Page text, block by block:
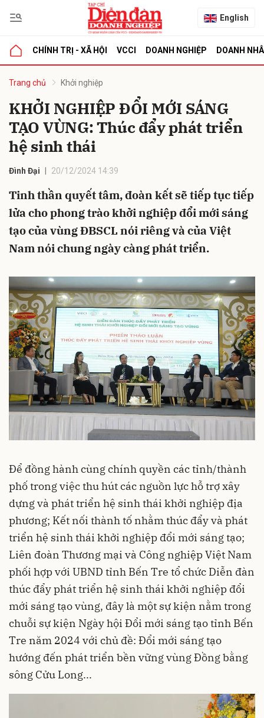
English
CHÍNH TRỊ - XÃ HỘI VCCI DOANH NGHIỆP DOANH
Trang chủ Khởi nghiệp
KHỞI NGHIỆP ĐỔI MỚI SÁNG
TẠO VÙNG: Thúc đẩy phát triển
hệ sinh thái
Đình Đại 20/12/2024 14:39
Tinh thần quyết tâm, đoàn kết sẽ tiếp tục tiếp
lửa cho phong trào khởi nghiệp đổi mới sáng
tạo của vùng ĐBSCL nói riêng và của Việt
Nam nói chung ngày càng phát triển.
Để đồng hành cùng chính quyền các tỉnh/thành
phố trong việc thu hút các nguồn lực hỗ trợ xây
dựng và phát triển hệ sinh thái khởi nghiệp địa
phương; Kết nối thành tố nhằm thúc đẩy và phát
triển hệ sinh thái khởi nghiệp đổi mới sáng tạo;
Liên đoàn Thương mại và Công nghiệp Việt Nam
phối hợp với UBND tỉnh Bến Tre tổ chức Diễn đàn
thúc đẩy phát triển hệ sinh thái khởi nghiệp đổi
mới sáng tạo vùng, đây là một sự kiện nằm trong
chuỗi sự kiện Ngày hội Đổi mới sáng tạo tỉnh Bến
Tre năm 2024 với chủ đề: Đổi mới sáng tạo
hướng đến phát triển bền vững vùng Đồng bằng
sông Cửu Long...
luận
Hủy